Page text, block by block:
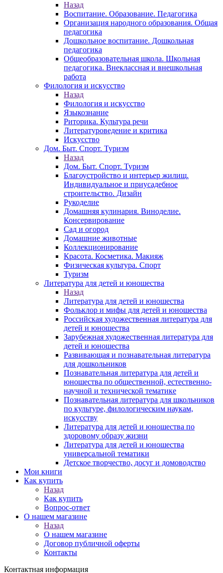
Назад
Воспитание. Образование. Педагогика
Организация народного образования. Общая
педагогика
Дошкольное воспитание. Дошкольная
педагогика
Общеобразовательная школа. Школьная
педагогика. Внеклассная и внешкольная
работа
Филология и искусство
Назад
Филология и искусство
Языкознание
Риторика. Культура речи
Литературоведение и критика
Искусство
Дом. Быт. Спорт. Туризм
Назад
Дом. Быт. Спорт. Туризм
Благоустройство и интерьер жилищ.
Индивидуальное и приусадебное
строительство. Дизайн
Рукоделие
Домашняя кулинария. Виноделие.
Консервирование
Сад и огород
Домашние животные
Коллекционирование
Красота. Косметика. Макияж
Физическая культура. Спорт
Туризм
Литература для детей и юношества
Назад
Литература для детей и юношества
Фольклор и мифы для детей и юношества
Российская художественная литература для
детей и юношества
Зарубежная художественная литература для
детей и юношества
Развивающая и познавательная литература
для дошкольников
Познавательная литература для детей и
юношества по общественной, естественно-
научной и технической тематике
Познавательная литература для школьников
по культуре, филологическим наукам,
искусству
Литература для детей и юношества по
здоровому образу жизни
Литература для детей и юношества
универсальной тематики
Детское творчество, досуг и домоводство
Мои книги
Как купить
Назад
Как купить
Вопрос-ответ
О нашем магазине
Назад
О нашем магазине
Договор публичной оферты
Контакты
Контактная информация